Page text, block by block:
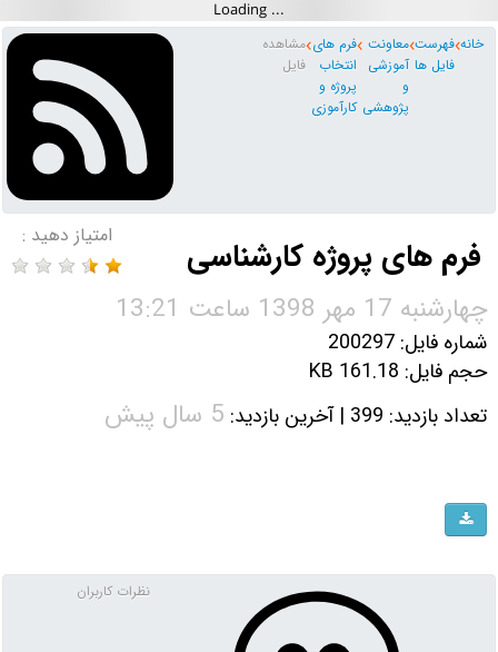
خانه فهرست
فایل ها
معاونت
آموزشی
و
پژوهشی
فرم های
انتخاب
پروژه و
کارآموزی
مشاهده
فایل
امتیاز دهید : فرم های پروژه کارشناسی
چهارشنبه 17 مهر 1398 ساعت 13:21
شماره فایل: 200297
حجم فایل: 161.18 KB
تعداد بازدید: 399 | آخرین بازدید:
5 سال پیش
نظرات کاربران